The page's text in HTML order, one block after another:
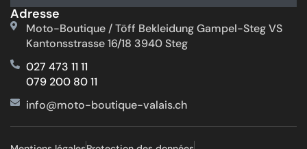
Adresse
Moto-Boutique / Töff Bekleidung Gampel-Steg VS
Kantonsstrasse 16/18 3940 Steg
027 473 11 11
079 200 80 11
info@moto-boutique-valais.ch